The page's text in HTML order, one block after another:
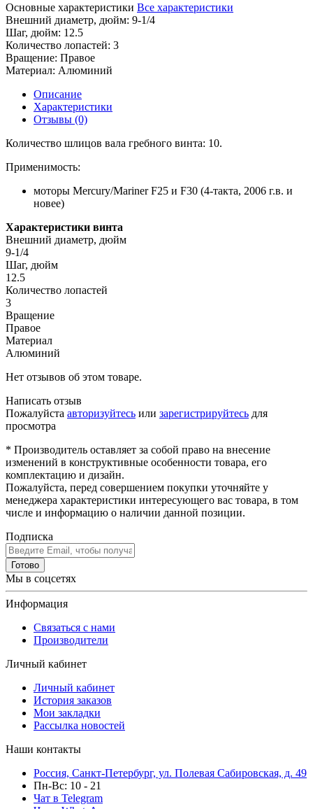
Основные характеристики Все характеристики
Внешний диаметр, дюйм: 9-1/4
Шаг, дюйм: 12.5
Количество лопастей: 3
Вращение: Правое
Материал: Алюминий
Описание
Характеристики
Отзывы (0)
Количество шлицов вала гребного винта: 10.
Применимость:
моторы Mercury/Mariner F25 и F30 (4-такта, 2006 г.в. и
новее)
Характеристики винта
Внешний диаметр, дюйм
9-1/4
Шаг, дюйм
12.5
Количество лопастей
3
Вращение
Правое
Материал
Алюминий
Нет отзывов об этом товаре.
Написать отзыв
Пожалуйста авторизуйтесь или зарегистрируйтесь для
просмотра
* Производитель оставляет за собой право на внесение
изменений в конструктивные особенности товара, его
комплектацию и дизайн.
Пожалуйста, перед совершением покупки уточняйте у
менеджера характеристики интересующего вас товара, в том
числе и информацию о наличии данной позиции.
Подписка
Готово
Мы в соцсетях
Информация
Связаться с нами
Производители
Личный кабинет
Личный кабинет
История заказов
Мои закладки
Рассылка новостей
Наши контакты
Россия, Санкт-Петербург, ул. Полевая Сабировская, д. 49
Пн-Вс: 10 - 21
Чат в Telegram